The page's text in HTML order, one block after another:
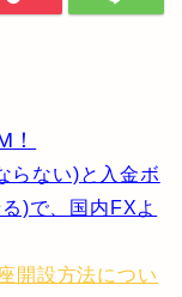
らない)と入金ボ
)で、国内FXよ
開設方法につい